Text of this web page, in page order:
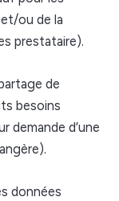
ou de la
prestataire).
de
besoins
demande d’une
données